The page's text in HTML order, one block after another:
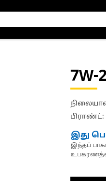
7W-
பிராண்ட்:
இது
இந்தப்